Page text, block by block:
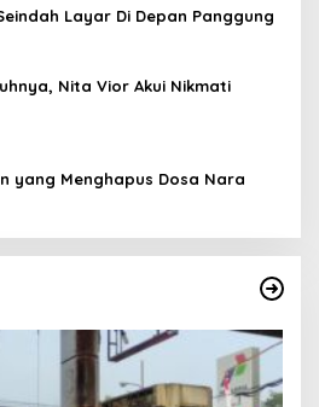
Layar Di Depan Panggung
Nita Vior Akui Nikmati
yang Menghapus Dosa Nara